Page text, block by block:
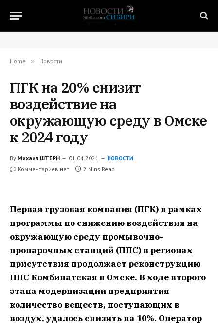
Home » Новости
ПГК на 20% снизит
воздействие на
окружающую среду в Омске
к 2024 году
By Михаил ШТЕРН 01.04.2021 НОВОСТИ
Комментариев нет 2 Mins Read
Первая грузовая компания (ПГК) в рамках
программы по снижению воздействия на
окружающую среду промывочно-
пропарочных станций (ППС) в регионах
присутствия продолжает реконструкцию
ППС Комбинатская в Омске. В ходе второго
этапа модернизации предприятия
количество веществ, поступающих в
воздух, удалось снизить на 10%. Оператор